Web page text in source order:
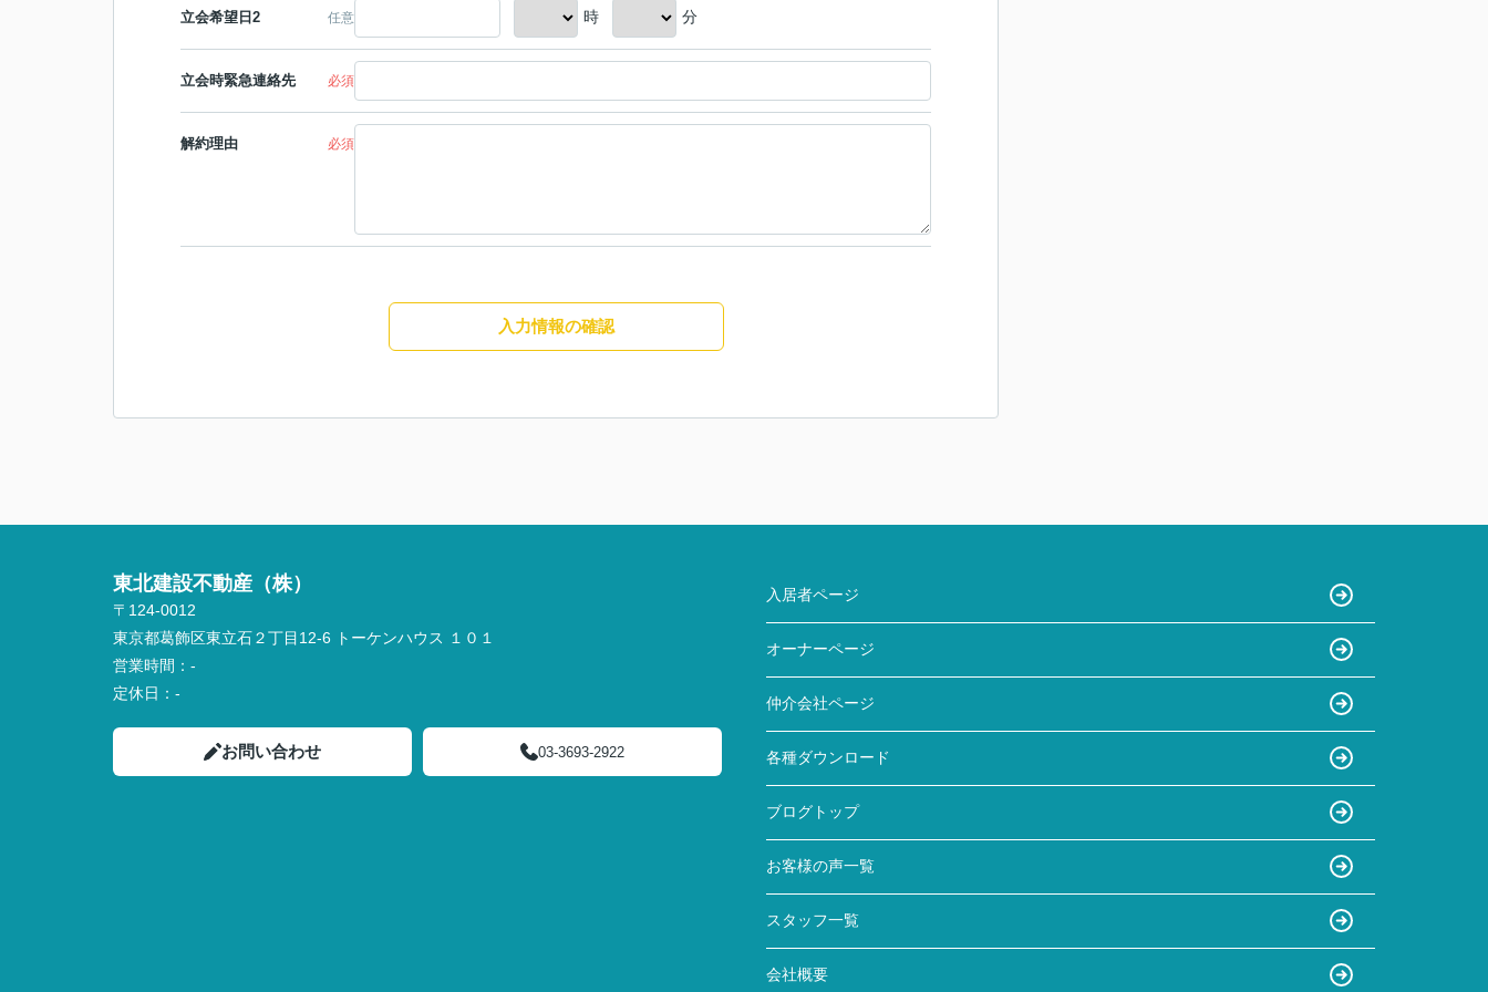
立会希望日2 任意 時 分
立会時緊急連絡先 必須
解約理由 必須
入力情報の確認
東北建設不動産（株）
〒124-0012
東京都葛飾区東立石２丁目12-6 トーケンハウス １０１
営業時間： -
定休日： -
お問い合わせ 03-3693-2922
入居者ページ
オーナーページ
仲介会社ページ
各種ダウンロード
ブログトップ
お客様の声一覧
スタッフ一覧
会社概要